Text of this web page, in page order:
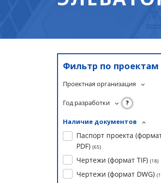
Фильтр по проектам
Проектная организация
Год разработки ?
Наличие документов
Паспорт проекта
PDF) (65)
Чертежи (формат TIF) (18)
Чертежи (формат DWG) (1